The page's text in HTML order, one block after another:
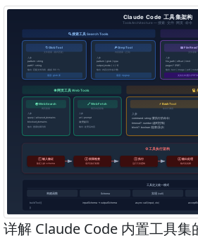
详解 Claude Code 内置工具集